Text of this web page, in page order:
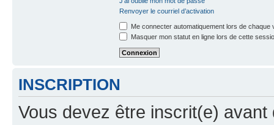
Renvoyer le courriel d’activation
Me connecter automatiquement lors de chaque
Masquer mon statut en ligne lors de cette
INSCRIPTION
Vous devez être inscrit(e) avant